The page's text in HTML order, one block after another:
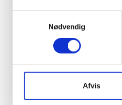
Nødvendig
Afvis
Ifølge
20.